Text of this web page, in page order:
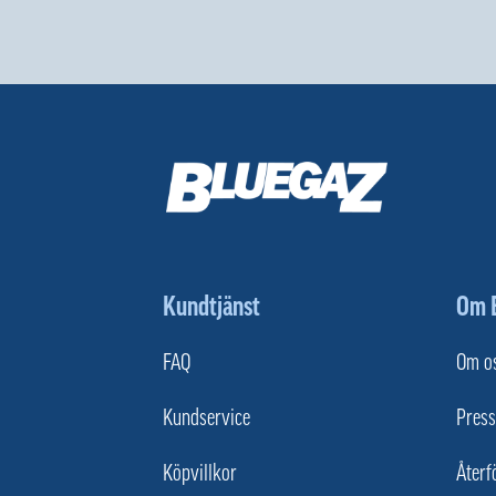
Kundtjänst
FAQ
Kundservice
Köpvillkor
Om
Om
Press